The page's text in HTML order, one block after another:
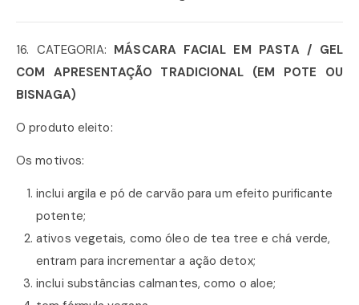
16. CATEGORIA: MÁSCARA FACIAL EM PASTA / GEL
COM APRESENTAÇÃO TRADICIONAL (EM POTE OU
BISNAGA)
O produto eleito:
Os motivos:
inclui argila e pó de carvão para um efeito purificante
potente;
ativos vegetais, como óleo de tea tree e chá verde,
entram para incrementar a ação detox;
inclui substâncias calmantes, como o aloe;